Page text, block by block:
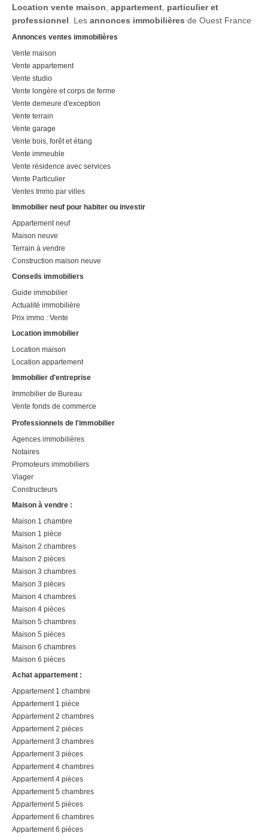
Location vente maison appartement particulier et
professionnel . Les annonces immobilières de Ouest France
Annonces ventes immobilières
Vente maison
Vente appartement
Vente studio
Vente longère et corps de ferme
Vente demeure d'exception
Vente terrain
Vente garage
Vente bois, forêt et étang
Vente immeuble
Vente résidence avec services
Vente Particulier
Ventes Immo par villes
Immobilier neuf pour habiter ou investir
Appartement neuf
Maison neuve
Terrain à vendre
Construction maison neuve
Conseils immobiliers
Guide immobilier
Actualité immobilière
Prix immo : Vente
Location immobilier
Location maison
Location appartement
Immobilier d'entreprise
Immobilier de Bureau
Vente fonds de commerce
Professionnels de l'immobilier
Agences immobilières
Notaires
Promoteurs immobiliers
Viager
Constructeurs
Maison à vendre :
Maison 1 chambre
Maison 1 pièce
Maison 2 chambres
Maison 2 pièces
Maison 3 chambres
Maison 3 pièces
Maison 4 chambres
Maison 4 pièces
Maison 5 chambres
Maison 5 pièces
Maison 6 chambres
Maison 6 pièces
Achat appartement :
Appartement 1 chambre
Appartement 1 pièce
Appartement 2 chambres
Appartement 2 pièces
Appartement 3 chambres
Appartement 3 pièces
Appartement 4 chambres
Appartement 4 pièces
Appartement 5 chambres
Appartement 5 pièces
Appartement 6 chambres
Appartement 6 pièces